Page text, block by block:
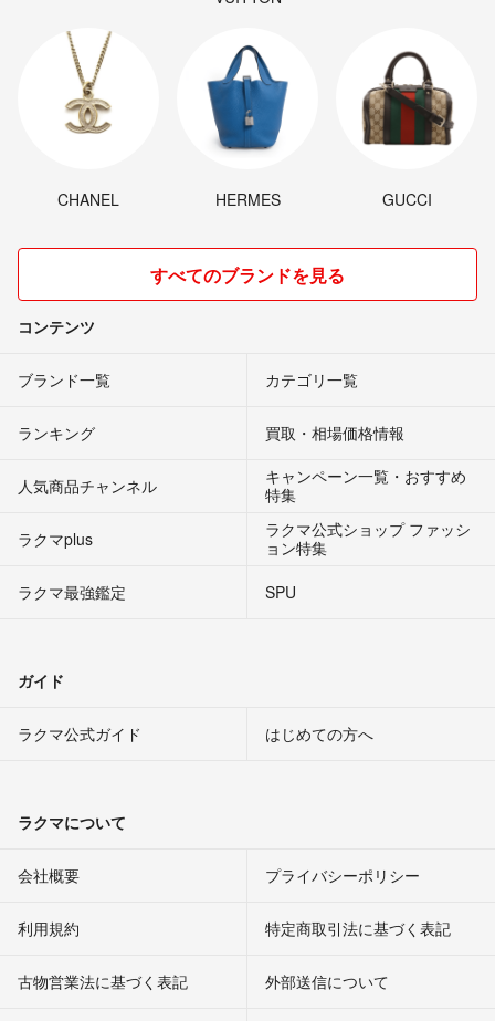
CHANEL HERMES GUCCI
すべてのブランドを見る
コンテンツ
ブランド一覧 カテゴリ一覧
ランキング 買取・相場価格情報
人気商品チャンネル
キャンペーン一覧・おすすめ
特集
ラクマplus
ラクマ公式ショップ ファッシ
ョン特集
ラクマ最強鑑定
SPU
ガイド
ラクマ公式ガイド はじめての方へ
ラクマについて
会社概要 プライバシーポリシー
利用規約 特定商取引法に基づく表記
古物営業法に基づく表記 外部送信について